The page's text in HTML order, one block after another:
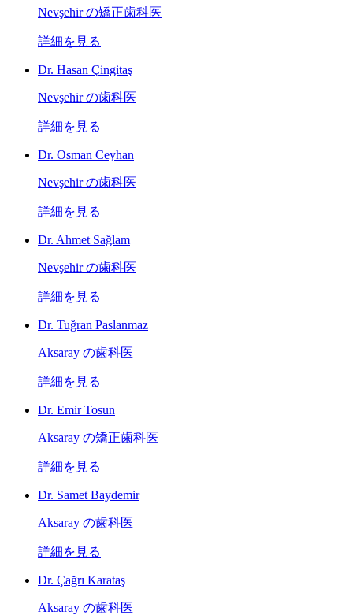
Nevşehir の矯正歯科医
詳細を見る
Dr. Hasan Çingitaş
Nevşehir の歯科医
詳細を見る
Dr. Osman Ceyhan
Nevşehir の歯科医
詳細を見る
Dr. Ahmet Sağlam
Nevşehir の歯科医
詳細を見る
Dr. Tuğran Paslanmaz
Aksaray の歯科医
詳細を見る
Dr. Emir Tosun
Aksaray の矯正歯科医
詳細を見る
Dr. Samet Baydemir
Aksaray の歯科医
詳細を見る
Dr. Çağrı Karataş
Aksaray の歯科医